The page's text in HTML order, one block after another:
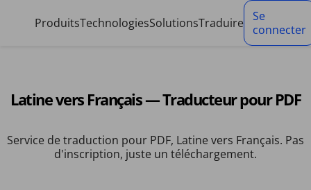
ProduitsTechnologiesSolutionsTraduire
Se
connecter
Latine vers Français — Traducteur pour PDF
Service de traduction pour PDF, Latine vers Français. Pas
d'inscription, juste un téléchargement.